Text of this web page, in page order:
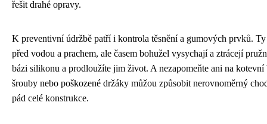
řešit drahé opravy.
K preventivní údržbě patří i kontrola těsnění a gumových prvků.
před vodou a prachem, ale časem bohužel vysychají a ztrácejí
bázi silikonu a prodloužíte jim život. A nezapomeňte ani na
šrouby nebo poškozené držáky můžou způsobit nerovnoměrný
pád celé konstrukce.